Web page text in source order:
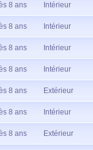
8 ans Intérieur
8 ans Intérieur
8 ans Intérieur
8 ans Intérieur
8 ans Extérieur
8 ans Intérieur
8 ans Extérieur